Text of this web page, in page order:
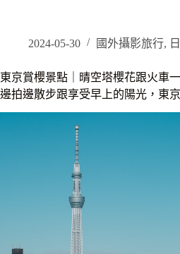
確
打
方
式
薦
鮨
神
樂
Sushi
2024-05-30 國外攝影旅行,
東京賞櫻景點｜晴空塔櫻花跟火車
邊拍邊散步跟享受早上的陽光，東